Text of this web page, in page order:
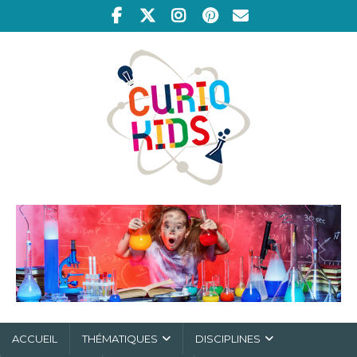
ACCUEIL THÉMATIQUES DISCIPLINES